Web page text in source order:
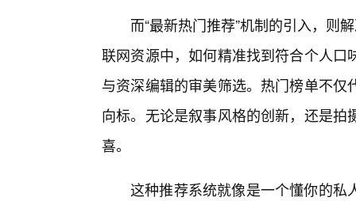
而“最新热门推荐”机制的引入，则
联网资源中，如何精准找到符合个人
与资深编辑的审美筛选。热门榜单不
向标。无论是叙事风格的创新，还是
喜。
这种推荐系统就像是一个懂你的私